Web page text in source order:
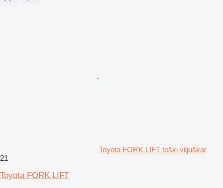
Toyota FORK LIFT teški viljuškar
21
Toyota FORK LIFT